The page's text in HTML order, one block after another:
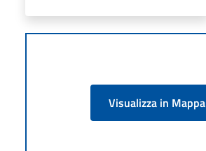
Visualizza in Mappa